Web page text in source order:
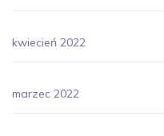
kwiecień 2022
marzec 2022